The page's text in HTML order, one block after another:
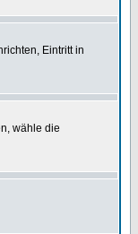
Eintritt in
wähle die